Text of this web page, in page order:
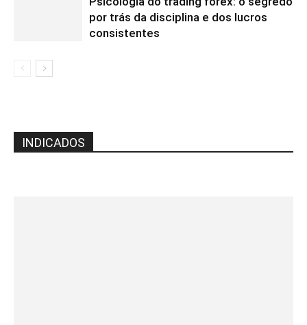
por trás da disciplina e dos lucros
consistentes
INDICADOS